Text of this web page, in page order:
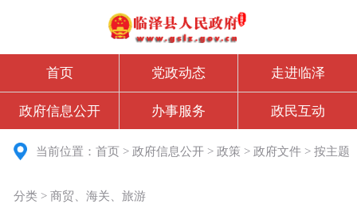
首页 党政动态 走进临泽
政府信息公开 办事服务 政民互动
当前位置：首页 >政府信息公开 >政策 >政府文件 >按主题
分类 >商贸、海关、旅游